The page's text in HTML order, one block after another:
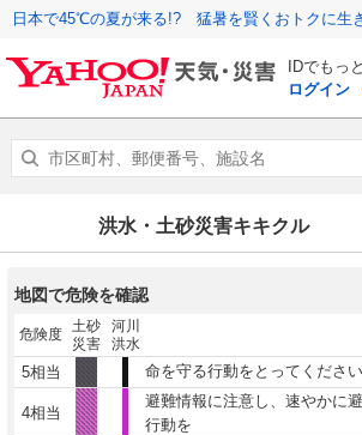
日本で45℃の夏が来る!? 猛暑を賢くおトクに生
IDでもっ
ログイン
洪水・土砂災害キキクル
地図で危険を確認
危険度 土砂
災害
河川
洪水
5相当 命を守る行動をとってください
4相当
避難情報に注意し、速やかに
行動を